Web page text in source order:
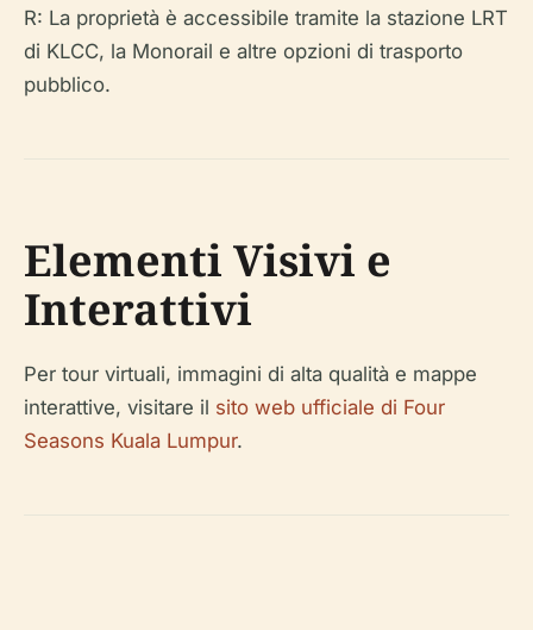
R: La proprietà è accessibile tramite la stazione LRT
di KLCC, la Monorail e altre opzioni di trasporto
pubblico.
Elementi Visivi e
Interattivi
Per tour virtuali, immagini di alta qualità e mappe
interattive, visitare il sito web ufficiale di Four
Seasons Kuala Lumpur.